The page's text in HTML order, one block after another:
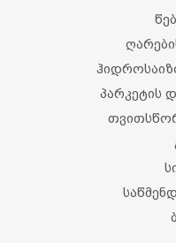
პარკეტის